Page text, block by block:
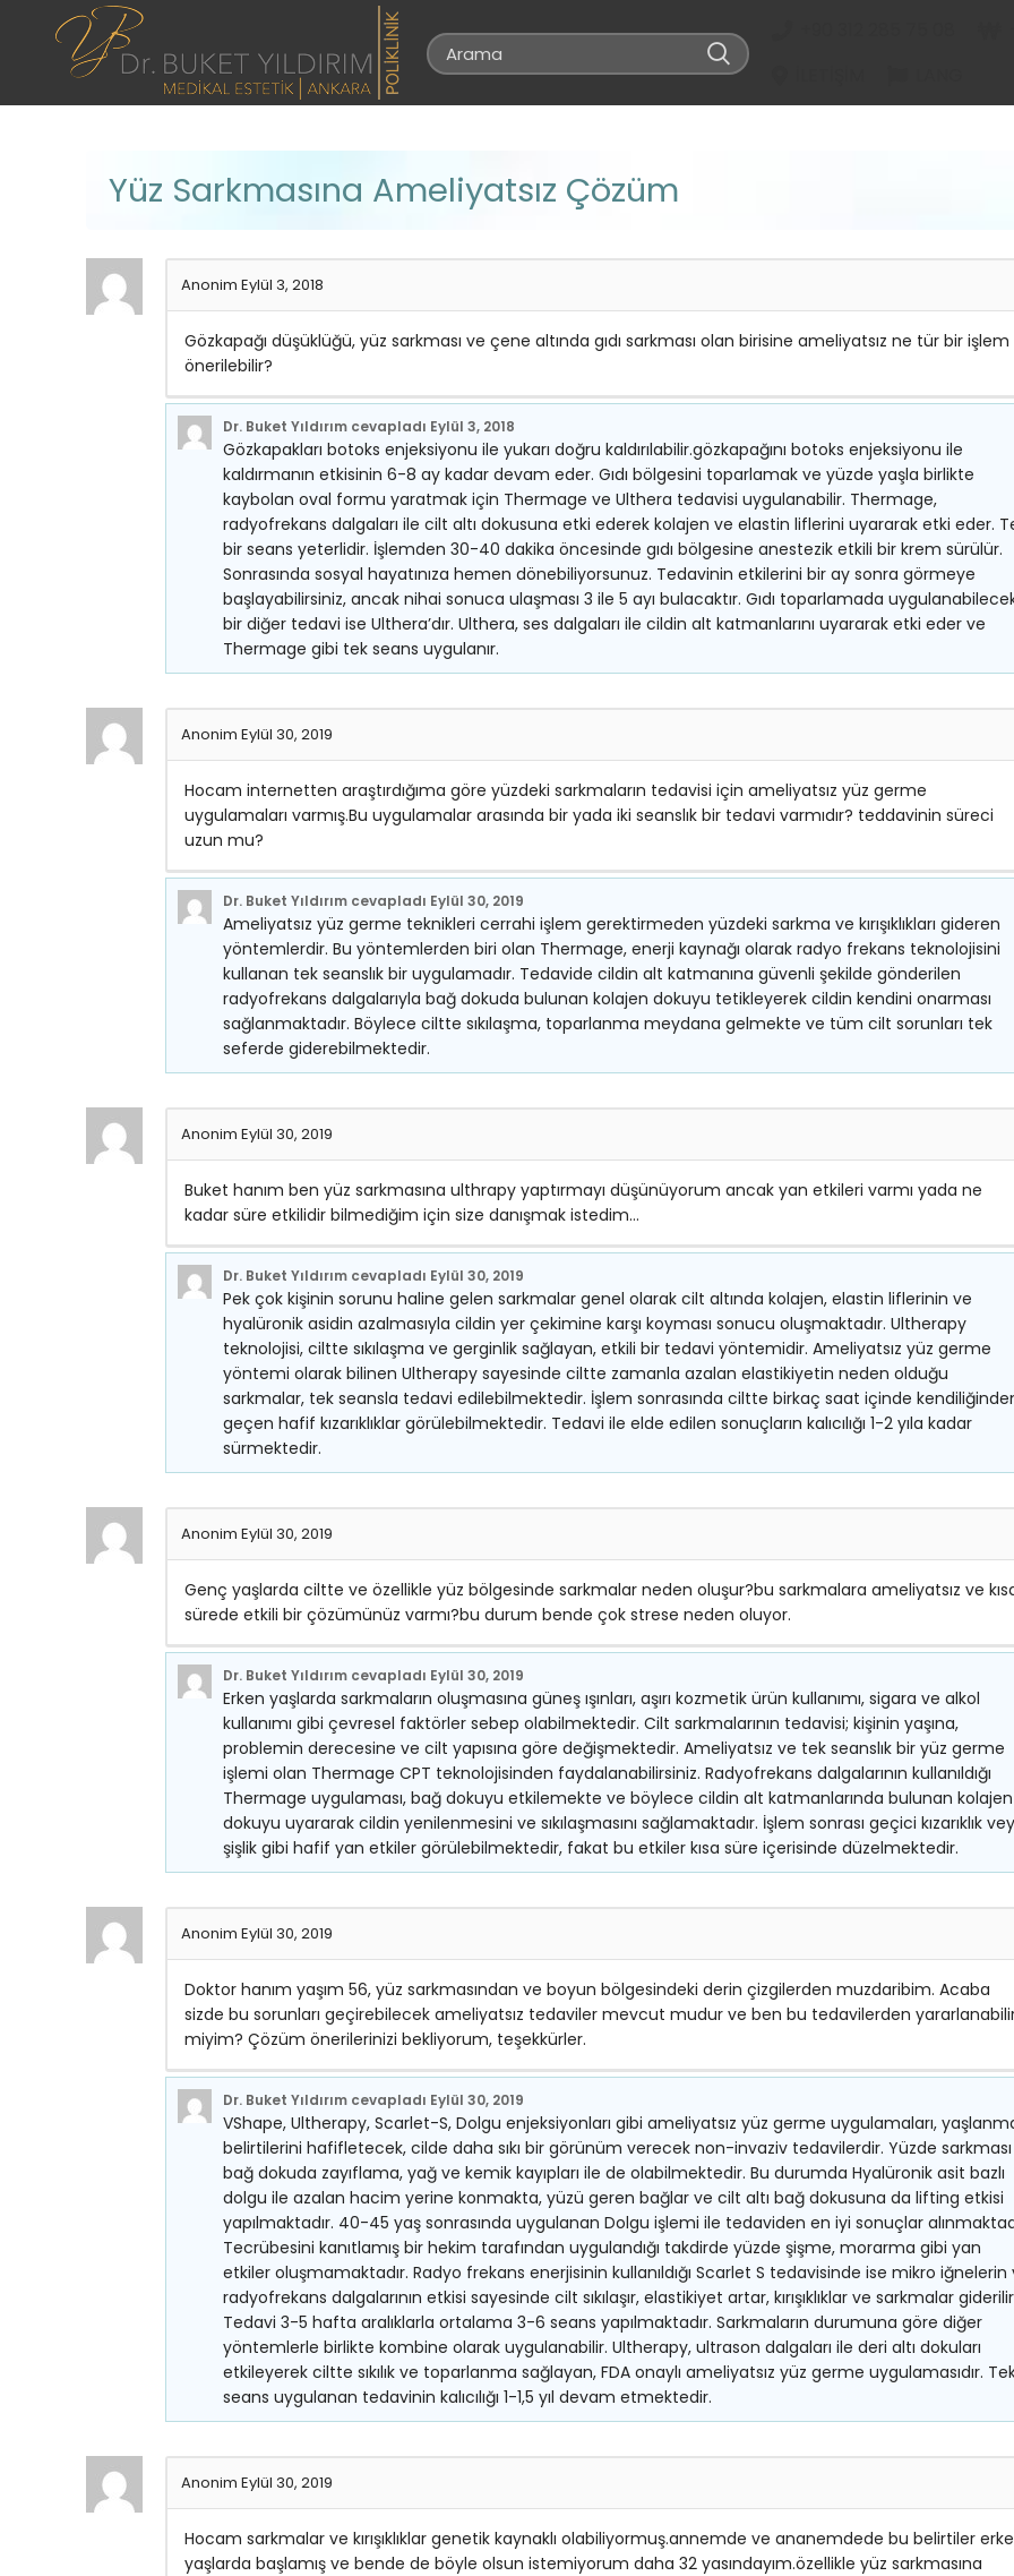
Yüz Sarkmasına Ameliyatsız Çözüm
Anonim Eylül 3, 2018
Gözkapağı düşüklüğü, yüz sarkması ve çene altında gıdı sarkması olan birisine ameliyatsız ne tür bir işlem
önerilebilir?
Dr. Buket Yıldırım cevapladı Eylül 3, 2018
Gözkapakları botoks enjeksiyonu ile yukarı doğru kaldırılabilir.gözkapağını botoks enjeksiyonu ile
kaldırmanın etkisinin 6-8 ay kadar devam eder. Gıdı bölgesini toparlamak ve yüzde yaşla birlikte
kaybolan oval formu yaratmak için Thermage ve Ulthera tedavisi uygulanabilir. Thermage,
radyofrekans dalgaları ile cilt altı dokusuna etki ederek kolajen ve elastin liflerini uyararak etki eder.
bir seans yeterlidir. İşlemden 30-40 dakika öncesinde gıdı bölgesine anestezik etkili bir krem sürülür.
Sonrasında sosyal hayatınıza hemen dönebiliyorsunuz. Tedavinin etkilerini bir ay sonra görmeye
başlayabilirsiniz, ancak nihai sonuca ulaşması 3 ile 5 ayı bulacaktır. Gıdı toparlamada
bir diğer tedavi ise Ulthera’dır. Ulthera, ses dalgaları ile cildin alt katmanlarını uyararak etki eder ve
Thermage gibi tek seans uygulanır.
Anonim Eylül 30, 2019
Hocam internetten araştırdığıma göre yüzdeki sarkmaların tedavisi için ameliyatsız yüz germe
uygulamaları varmış.Bu uygulamalar arasında bir yada iki seanslık bir tedavi varmıdır? teddavinin süreci
uzun mu?
Dr. Buket Yıldırım cevapladı Eylül 30, 2019
Ameliyatsız yüz germe teknikleri cerrahi işlem gerektirmeden yüzdeki sarkma ve kırışıklıkları gideren
yöntemlerdir. Bu yöntemlerden biri olan Thermage, enerji kaynağı olarak radyo frekans teknolojisini
kullanan tek seanslık bir uygulamadır. Tedavide cildin alt katmanına güvenli şekilde gönderilen
radyofrekans dalgalarıyla bağ dokuda bulunan kolajen dokuyu tetikleyerek cildin kendini onarması
sağlanmaktadır. Böylece ciltte sıkılaşma, toparlanma meydana gelmekte ve tüm cilt sorunları tek
seferde giderebilmektedir.
Anonim Eylül 30, 2019
Buket hanım ben yüz sarkmasına ulthrapy yaptırmayı düşünüyorum ancak yan etkileri varmı yada ne
kadar süre etkilidir bilmediğim için size danışmak istedim…
Dr. Buket Yıldırım cevapladı Eylül 30, 2019
Pek çok kişinin sorunu haline gelen sarkmalar genel olarak cilt altında kolajen, elastin liflerinin ve
hyalüronik asidin azalmasıyla cildin yer çekimine karşı koyması sonucu oluşmaktadır. Ultherapy
teknolojisi, ciltte sıkılaşma ve gerginlik sağlayan, etkili bir tedavi yöntemidir. Ameliyatsız yüz germe
yöntemi olarak bilinen Ultherapy sayesinde ciltte zamanla azalan elastikiyetin neden olduğu
sarkmalar, tek seansla tedavi edilebilmektedir. İşlem sonrasında ciltte birkaç saat içinde
geçen hafif kızarıklıklar görülebilmektedir. Tedavi ile elde edilen sonuçların kalıcılığı 1-2 yıla kadar
sürmektedir.
Anonim Eylül 30, 2019
Genç yaşlarda ciltte ve özellikle yüz bölgesinde sarkmalar neden oluşur?bu sarkmalara ameliyatsız ve
sürede etkili bir çözümünüz varmı?bu durum bende çok strese neden oluyor.
Dr. Buket Yıldırım cevapladı Eylül 30, 2019
Erken yaşlarda sarkmaların oluşmasına güneş ışınları, aşırı kozmetik ürün kullanımı, sigara ve alkol
kullanımı gibi çevresel faktörler sebep olabilmektedir. Cilt sarkmalarının tedavisi; kişinin yaşına,
problemin derecesine ve cilt yapısına göre değişmektedir. Ameliyatsız ve tek seanslık bir yüz germe
işlemi olan Thermage CPT teknolojisinden faydalanabilirsiniz. Radyofrekans dalgalarının kullanıldığı
Thermage uygulaması, bağ dokuyu etkilemekte ve böylece cildin alt katmanlarında bulunan kolajen
dokuyu uyararak cildin yenilenmesini ve sıkılaşmasını sağlamaktadır. İşlem sonrası geçici kızarıklık
şişlik gibi hafif yan etkiler görülebilmektedir, fakat bu etkiler kısa süre içerisinde düzelmektedir.
Anonim Eylül 30, 2019
Doktor hanım yaşım 56, yüz sarkmasından ve boyun bölgesindeki derin çizgilerden muzdaribim. Acaba
sizde bu sorunları geçirebilecek ameliyatsız tedaviler mevcut mudur ve ben bu tedavilerden
miyim? Çözüm önerilerinizi bekliyorum, teşekkürler.
Dr. Buket Yıldırım cevapladı Eylül 30, 2019
VShape, Ultherapy, Scarlet-S, Dolgu enjeksiyonları gibi ameliyatsız yüz germe uygulamaları,
belirtilerini hafifletecek, cilde daha sıkı bir görünüm verecek non-invaziv tedavilerdir. Yüzde sarkması
bağ dokuda zayıflama, yağ ve kemik kayıpları ile de olabilmektedir. Bu durumda Hyalüronik asit bazlı
dolgu ile azalan hacim yerine konmakta, yüzü geren bağlar ve cilt altı bağ dokusuna da lifting etkisi
yapılmaktadır. 40-45 yaş sonrasında uygulanan Dolgu işlemi ile tedaviden en iyi sonuçlar
Tecrübesini kanıtlamış bir hekim tarafından uygulandığı takdirde yüzde şişme, morarma gibi yan
etkiler oluşmamaktadır. Radyo frekans enerjisinin kullanıldığı Scarlet S tedavisinde ise mikro iğnelerin
radyofrekans dalgalarının etkisi sayesinde cilt sıkılaşır, elastikiyet artar, kırışıklıklar ve sarkmalar
Tedavi 3-5 hafta aralıklarla ortalama 3-6 seans yapılmaktadır. Sarkmaların durumuna göre diğer
yöntemlerle birlikte kombine olarak uygulanabilir. Ultherapy, ultrason dalgaları ile deri altı dokuları
etkileyerek ciltte sıkılık ve toparlanma sağlayan, FDA onaylı ameliyatsız yüz germe uygulamasıdır.
seans uygulanan tedavinin kalıcılığı 1-1,5 yıl devam etmektedir.
Anonim Eylül 30, 2019
Hocam sarkmalar ve kırışıklıklar genetik kaynaklı olabiliyormuş.annemde ve ananemdede bu belirtiler
yaşlarda başlamış ve bende de böyle olsun istemiyorum daha 32 yasındayım.özellikle yüz sarkmasına